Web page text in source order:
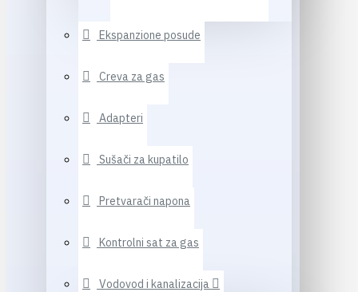
Ekspanzione posude
Creva za gas
Adapteri
Sušači za kupatilo
Pretvarači napona
Kontrolni sat za gas
Vodovod i kanalizacija